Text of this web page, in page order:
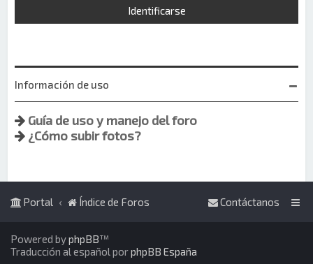
Información de uso
Guía de uso y manejo del foro
¿Cómo subir fotos?
Portal Índice de Foros Contáctanos
Powered byphpBB™
Traducción al español porphpBB España